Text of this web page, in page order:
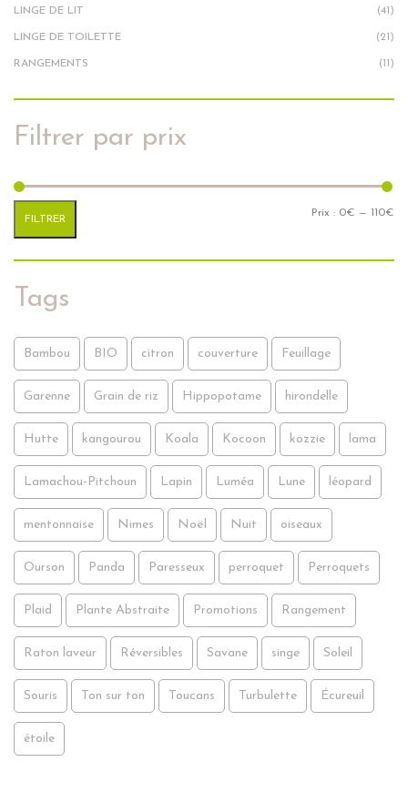
LINGE DE LIT (41)
LINGE DE TOILETTE (21)
RANGEMENTS (11)
Filtrer par prix
FILTRER
Prix : 0€ — 110€
Tags
Bambou BIO citron couverture Feuillage
Garenne Grain de riz Hippopotame hirondelle
Hutte kangourou Koala Kocoon kozzie lama
Lamachou-Pitchoun Lapin Luméa Lune léopard
mentonnaise Nimes Noël Nuit oiseaux
Ourson Panda Paresseux perroquet Perroquets
Plaid Plante Abstraite Promotions Rangement
Raton laveur Réversibles Savane singe Soleil
Souris Ton sur ton Toucans Turbulette Écureuil
étoile